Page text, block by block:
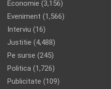
Economie (3,156)
Eveniment (1,566)
Interviu (16)
Justitie (4,488)
Pe surse (245)
Politica (1,726)
Publicitate (109)